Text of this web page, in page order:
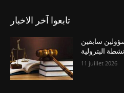
تابعوا آخر الاخبار
سابقين
البترولية
11 juillet 2026